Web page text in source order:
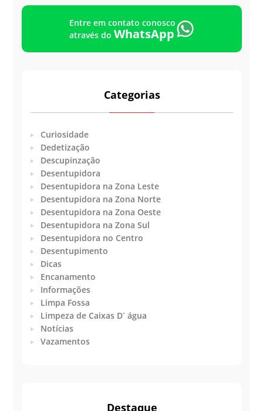
Entre em contato conosco
através do WhatsApp
Categorias
Curiosidade
Dedetização
Descupinzação
Desentupidora
Desentupidora na Zona Leste
Desentupidora na Zona Norte
Desentupidora na Zona Oeste
Desentupidora na Zona Sul
Desentupidora no Centro
Desentupimento
Dicas
Encanamento
Informações
Limpa Fossa
Limpeza de Caixas D´ água
Notícias
Vazamentos
Destaque